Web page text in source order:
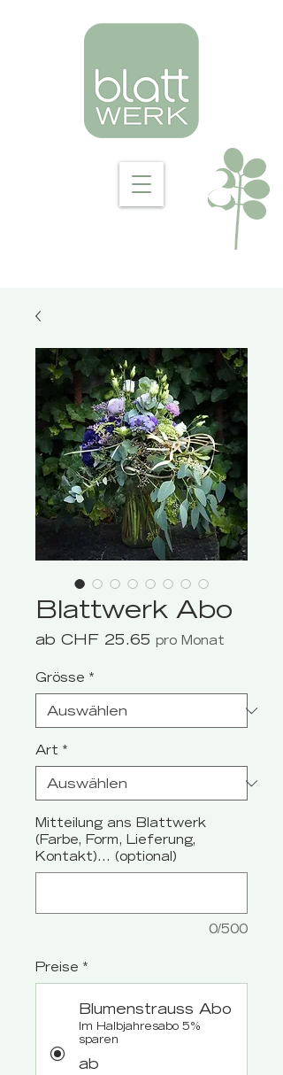
Blattwerk Abo
ab CHF 25.65 Sale-
pro Monat
Grösse *
Art *
Mitteilung ans Blattwerk
(Farbe, Form, Lieferung,
Kontakt)... (optional)
0/500
Preise *
Blumenstrauss Abo
Im Halbjahresabo 5%
sparen
ab